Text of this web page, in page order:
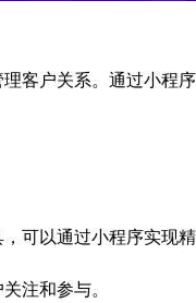
客户关系。通过小程
可以通过小程序实现
注和参与。